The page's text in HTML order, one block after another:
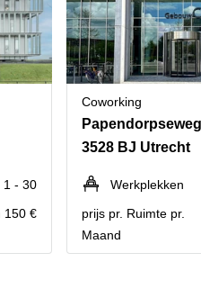
1 - 30
150 €
Coworking
3528 BJ Utrecht
Werkplekken
prijs pr. Ruimte pr.
Maand